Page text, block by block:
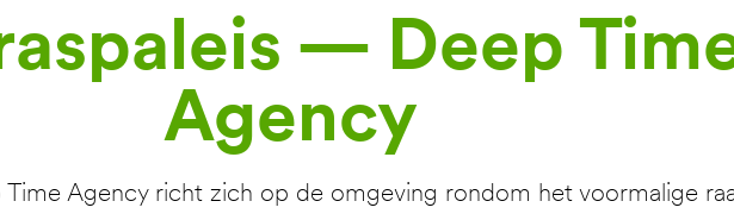
— Deep
Agency
Time Agency richt zich op de omgeving rondom het voormalige